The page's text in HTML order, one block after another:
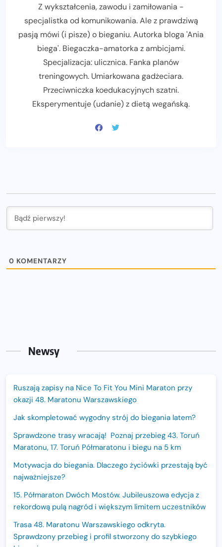
Z wykształcenia, zawodu i zamiłowania -
specjalistka od komunikowania. Ale z prawdziwą
pasją mówi (i pisze) o bieganiu. Autorka bloga 'Ania
biega'. Biegaczka-amatorka z ambicjami.
Specjalizacja: ulicznica. Fanka planów
treningowych. Umiarkowana gadżeciara.
Przeciwniczka koedukacyjnych szatni.
Eksperymentuje (udanie) z dietą wegańską.
0 KOMENTARZY
Newsy
Ruszają zapisy na Nice To Fit You Mini Maraton przy
okazji 48. Maratonu Warszawskiego
Jak skompletować wygodny strój do biegania latem?
Sprawdzone trasy wracają! Poznaj przebieg 43. Toruń
Maratonu, 17. Toruń Półmaratonu i biegu na 5 km
Motywacja do biegania. Dlaczego życiówki przestają być
najważniejsze?
15. Półmaraton Dwóch Mostów. Jubileuszowa edycja z
rekordową pulą nagród i większym limitem uczestników
Trasa 48. Maratonu Warszawskiego odkryta.
Sprawdzony przebieg i profil stworzony do szybkiego